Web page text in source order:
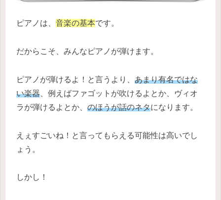
ピアノは、 音楽の基本です。
だからこそ、みんなピアノが弾けます。
ピアノが弾けるよ！と言うより、 あまり有名ではな
い楽器 、例えばファゴットが吹けるよとか、ヴィオ
ラが弾けるよとか、 のほうが話のネタになります。
えぇすごいね！と言ってもらえる可能性は高いでし
ょう。
しかし！